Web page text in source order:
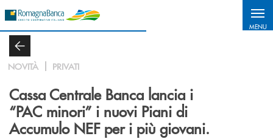
MENU
NOVITÀ PRIVATI
Cassa Centrale Banca lancia i
“PAC minori” i nuovi Piani di
Accumulo NEF per i più giovani.